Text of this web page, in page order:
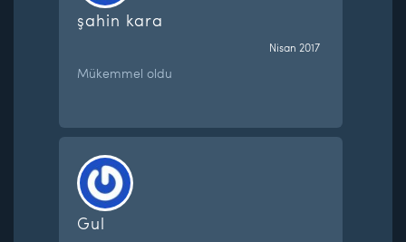
şahin kara
Nisan 2017
Mükemmel oldu
Gul